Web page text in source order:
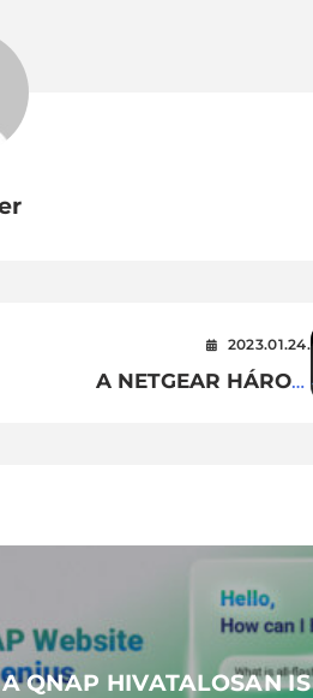
2023.01.24.
A NETGEAR HÁROM
A QNAP HIVATALOSAN IS